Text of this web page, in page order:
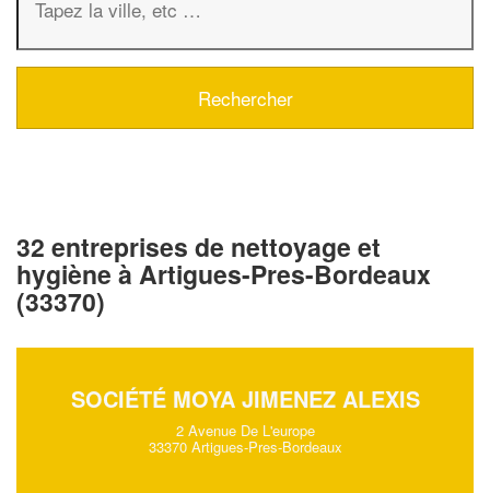
32 entreprises de nettoyage et
hygiène à Artigues-Pres-Bordeaux
(33370)
SOCIÉTÉ MOYA JIMENEZ ALEXIS
2 Avenue De L'europe
33370 Artigues-Pres-Bordeaux